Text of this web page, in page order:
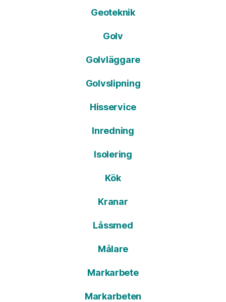
Geoteknik
Golv
Golvläggare
Golvslipning
Hisservice
Inredning
Isolering
Kök
Kranar
Låssmed
Målare
Markarbete
Markarbeten